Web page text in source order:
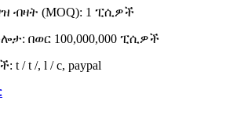
ብዛት (MOQ): 1 ፒሲዎች
በወር 100,000,000 ፒሲዎች
t / t /, l / c, paypal